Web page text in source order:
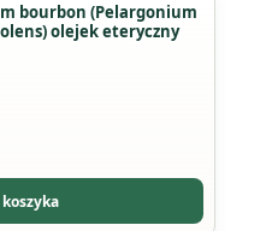
(Pelargonium
olejek eteryczny